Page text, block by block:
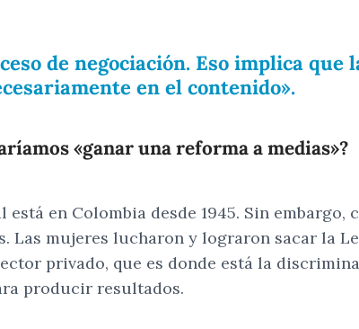
de negociación. Eso implica
en el contenido».
«ganar una reforma a medias»?
en Colombia desde 1945. Sin
mujeres lucharon y lograron sacar la
privado, que es donde está la
producir resultados.